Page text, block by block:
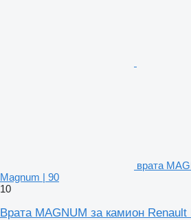
врата
Magnum | 90
10
Врата MAGNUM за камион Renault